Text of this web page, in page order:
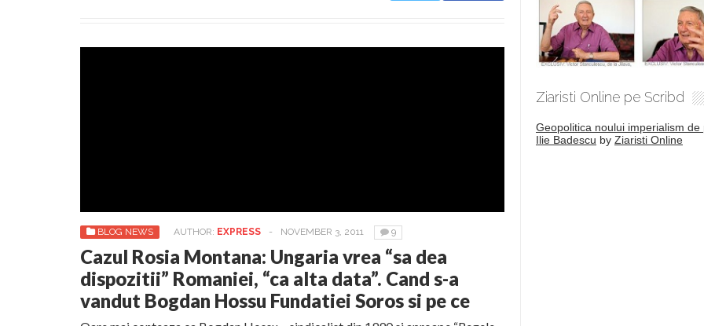
BLOG NEWS AUTHOR: EXPRESS - NOVEMBER 3, 2011 9
Cazul Rosia Montana: Ungaria vrea “sa dea
dispozitii” Romaniei, “ca alta data”. Cand s-a
vandut Bogdan Hossu Fundatiei Soros si pe ce
Ziaristi Online pe Scribd
Geopolitica noului imperialism de
Ilie Badescu by Ziaristi Online